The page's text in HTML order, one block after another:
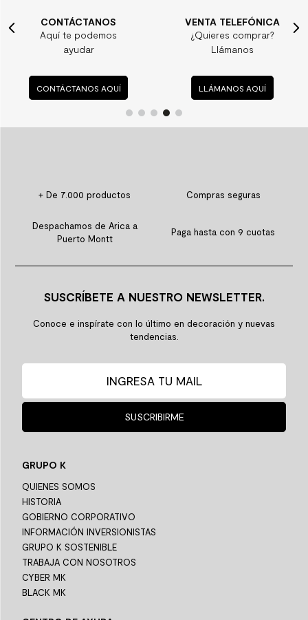
CONTÁCTANOS
Aquí te podemos
ayudar
CONTÁCTANOS AQUÍ
VENTA TELEFÓNICA
¿Quieres comprar?
Llámanos
LLÁMANOS AQUÍ
+ De 7.000 productos Compras seguras
Despachamos de Arica a
Puerto Montt
Paga hasta con 9 cuotas
SUSCRÍBETE A NUESTRO NEWSLETTER.
Conoce e inspírate con lo último en decoración y nuevas
tendencias.
SUSCRIBIRME
GRUPO K
QUIENES SOMOS
HISTORIA
GOBIERNO CORPORATIVO
INFORMACIÓN INVERSIONISTAS
GRUPO K SOSTENIBLE
TRABAJA CON NOSOTROS
CYBER MK
BLACK MK